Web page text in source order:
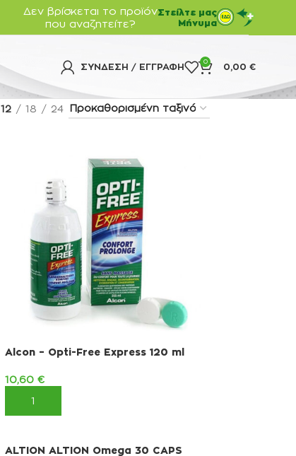
Δεν βρίσκεται το προϊόν
που αναζητείτε?
Στείλτε μας
Μήνυμα
ΣΎΝΔΕΣΗ / ΕΓΓΡΑΦΉ
0
0,00 €
12 18 24
Alcon – Opti-Free Express 120 ml
10,60€
ΠΡΟΣΘΉΚΗ ΣΤΟ ΚΑΛΆΘΙ
ALTION ALTION Omega 30 CAPS